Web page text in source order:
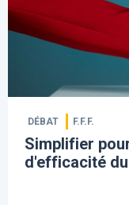
DÉBAT F.F.F.
Simplifier
d'efficacité